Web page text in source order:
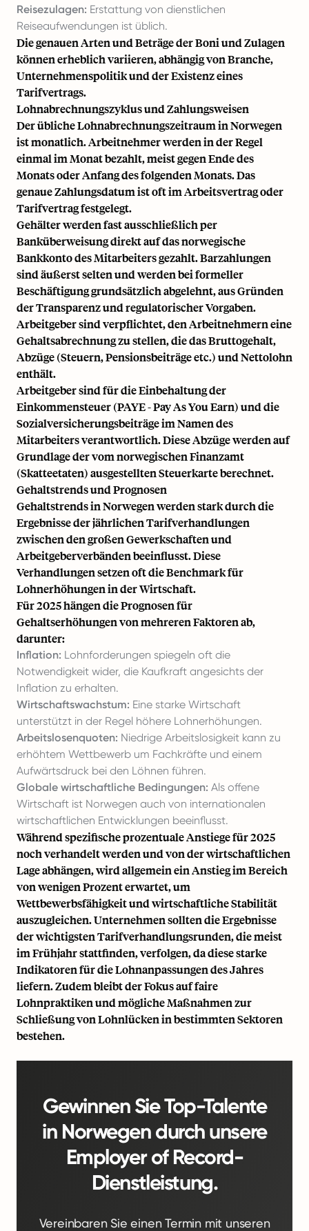
Reisezulagen: Erstattung von dienstlichen
Reiseaufwendungen ist üblich.
Die genauen Arten und Beträge der Boni und Zulagen
können erheblich variieren, abhängig von Branche,
Unternehmenspolitik und der Existenz eines
Tarifvertrags.
Lohnabrechnungszyklus und Zahlungsweisen
Der übliche Lohnabrechnungszeitraum in Norwegen
ist monatlich. Arbeitnehmer werden in der Regel
einmal im Monat bezahlt, meist gegen Ende des
Monats oder Anfang des folgenden Monats. Das
genaue Zahlungsdatum ist oft im Arbeitsvertrag oder
Tarifvertrag festgelegt.
Gehälter werden fast ausschließlich per
Banküberweisung direkt auf das norwegische
Bankkonto des Mitarbeiters gezahlt. Barzahlungen
sind äußerst selten und werden bei formeller
Beschäftigung grundsätzlich abgelehnt, aus Gründen
der Transparenz und regulatorischer Vorgaben.
Arbeitgeber sind verpflichtet, den Arbeitnehmern eine
Gehaltsabrechnung zu stellen, die das Bruttogehalt,
Abzüge (Steuern, Pensionsbeiträge etc.) und Nettolohn
enthält.
Arbeitgeber sind für die Einbehaltung der
Einkommensteuer (PAYE - Pay As You Earn) und die
Sozialversicherungsbeiträge im Namen des
Mitarbeiters verantwortlich. Diese Abzüge werden auf
Grundlage der vom norwegischen Finanzamt
(Skatteetaten) ausgestellten Steuerkarte berechnet.
Gehaltstrends und Prognosen
Gehaltstrends in Norwegen werden stark durch die
Ergebnisse der jährlichen Tarifverhandlungen
zwischen den großen Gewerkschaften und
Arbeitgeberverbänden beeinflusst. Diese
Verhandlungen setzen oft die Benchmark für
Lohnerhöhungen in der Wirtschaft.
Für 2025 hängen die Prognosen für
Gehaltserhöhungen von mehreren Faktoren ab,
darunter:
Inflation: Lohnforderungen spiegeln oft die
Notwendigkeit wider, die Kaufkraft angesichts der
Inflation zu erhalten.
Wirtschaftswachstum: Eine starke Wirtschaft
unterstützt in der Regel höhere Lohnerhöhungen.
Arbeitslosenquoten: Niedrige Arbeitslosigkeit kann zu
erhöhtem Wettbewerb um Fachkräfte und einem
Aufwärtsdruck bei den Löhnen führen.
Globale wirtschaftliche Bedingungen: Als offene
Wirtschaft ist Norwegen auch von internationalen
wirtschaftlichen Entwicklungen beeinflusst.
Während spezifische prozentuale Anstiege für 2025
noch verhandelt werden und von der wirtschaftlichen
Lage abhängen, wird allgemein ein Anstieg im Bereich
von wenigen Prozent erwartet, um
Wettbewerbsfähigkeit und wirtschaftliche Stabilität
auszugleichen. Unternehmen sollten die Ergebnisse
der wichtigsten Tarifverhandlungsrunden, die meist
im Frühjahr stattfinden, verfolgen, da diese starke
Indikatoren für die Lohnanpassungen des Jahres
liefern. Zudem bleibt der Fokus auf faire
Lohnpraktiken und mögliche Maßnahmen zur
Schließung von Lohnlücken in bestimmten Sektoren
bestehen.
Gewinnen Sie Top-Talente
in Norwegen durch unsere
Employer of Record-
Dienstleistung.
Vereinbaren Sie einen Termin mit unseren